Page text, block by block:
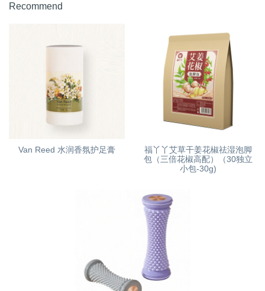
Recommend
Van Reed 水润香氛护足膏
福丫丫艾草干姜花椒祛湿泡脚
包（三倍花椒高配）（30独立
小包-30g)